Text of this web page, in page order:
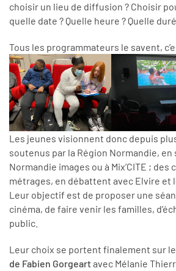
choisir un lieu de diffusion ? Choisir
quelle date ? Quelle heure ? Quelle
Tous les programmateurs le savent,
Les jeunes visionnent donc depuis
soutenus par la Région Normandie, en
Normandie images ou à Mix’CITE ;
métrages, en débattent avec Elvire et
Leur objectif est de proposer une
cinéma, de faire venir les familles,
public.
Leur choix se portent finalement sur
de Fabien Gorgeartavec Mélanie